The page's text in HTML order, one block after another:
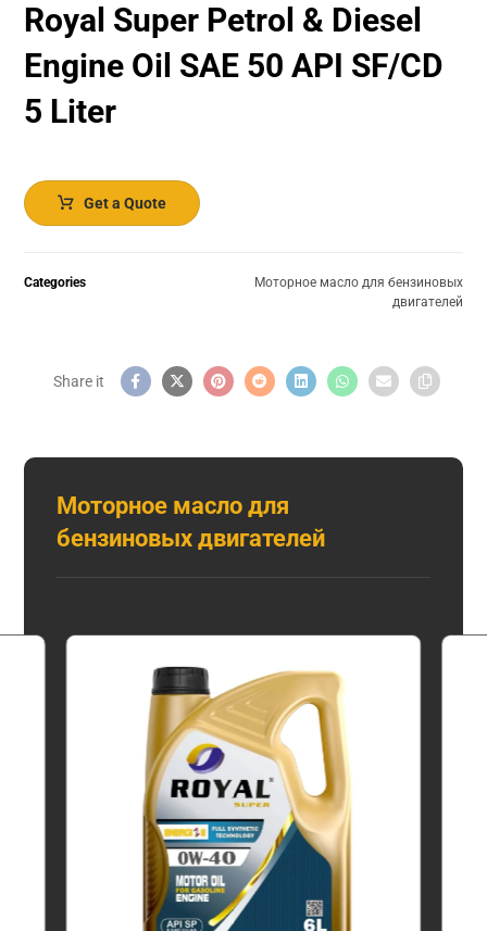
Royal Super Petrol & Diesel
Engine Oil SAE 50 API SF/CD
5 Liter
Get a Quote
Categories
Моторное масло для бензиновых
двигателей
Моторное масло для
бензиновых двигателей